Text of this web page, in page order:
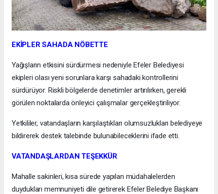
EKİPLER SAHADA NÖBETTE
Yağışların etkisini sürdürmesi nedeniyle Efeler Belediyesi
ekipleri olası yeni sorunlara karşı sahadaki kontrollerini
sürdürüyor. Riskli bölgelerde denetimler artırılırken, gerekli
görülen noktalarda önleyici çalışmalar gerçekleştiriliyor.
Yetkililer, vatandaşların karşılaştıkları olumsuzlukları belediyeye
bildirerek destek talebinde bulunabileceklerini ifade etti.
VATANDAŞLARDAN TEŞEKKÜR
Mahalle sakinleri, kısa sürede yapılan müdahalelerden
duydukları memnuniyeti dile getirerek Efeler Belediye Başkanı